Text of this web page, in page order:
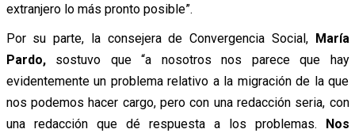
extranjero lo más pronto posible”.
Por su parte, la consejera de Convergencia Social, María
Pardo,sostuvo que “a nosotros nos parece que hay
evidentemente un problema relativo a la migración de la que
nos podemos hacer cargo, pero con una redacción seria, con
una redacción que dé respuesta a los problemas. Nos